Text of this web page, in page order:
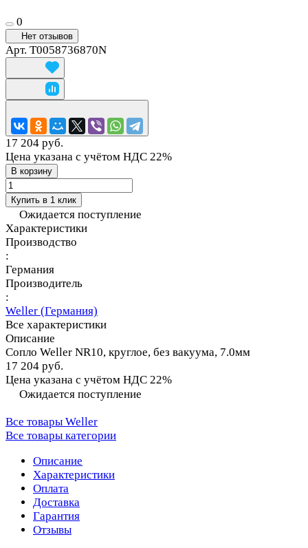
0
Нет отзывов
Арт. T0058736870N
17 204 руб.
Цена указана с учётом НДС 22%
В корзину
Купить в 1 клик
Ожидается поступление
Характеристики
Производство
:
Германия
Производитель
:
Weller (Германия)
Все характеристики
Описание
Сопло Weller NR10, круглое, без вакуума, 7.0мм
17 204 руб.
Цена указана с учётом НДС 22%
Ожидается поступление
Все товары Weller
Все товары категории
Описание
Характеристики
Оплата
Доставка
Гарантия
Отзывы